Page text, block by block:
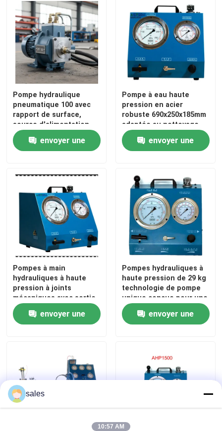
À la maison
Produits
Pompe hydraulique
pneumatique 100 avec
rapport de surface,
source d'alimentation
électrique manuelle à air
comprimé et rapport de
fonctionnement
envoyer une
Pompe à eau haute
pression en acier
robuste 690x250x185mm
adaptée au nettoyage
industriel et aux
systèmes d'irrigation
envoyer une
Pompes à main
hydrauliques à haute
pression à joints
mécaniques avec sortie
de 1/4 pouce à 1 pouce
Idéal pour un contrôle
envoyer une
Pompes hydrauliques à
haute pression de 29 kg
technologie de pompe
unique conçue pour une
pression constante et
une longue durée de vie
envoyer une
sales
10:57 AM